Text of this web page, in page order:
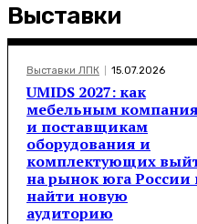
Выставки
Выставки ЛПК 15.07.2026
UMIDS 2027: как
мебельным
и поставщикам
оборудования и
комплектующих
на рынок юга России
найти новую
аудиторию